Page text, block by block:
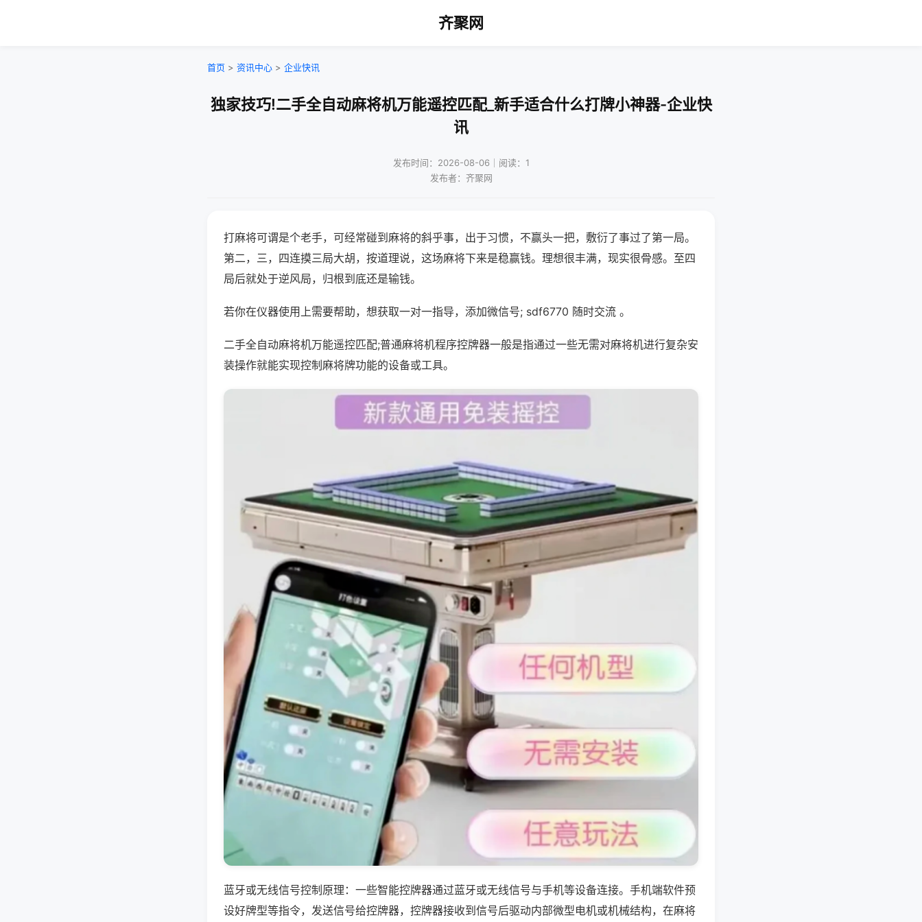
齐聚网
首页 > 资讯中心 > 企业快讯
独家技巧!二手全自动麻将机万能遥控匹配_新手适合什么打牌小神器-企业快
讯
发布时间：2026-08-06｜阅读：1
发布者：齐聚网
打麻将可谓是个老手，可经常碰到麻将的斜乎事，出于习惯，不赢头一把，敷衍了事过了第一局。
第二，三，四连摸三局大胡，按道理说，这场麻将下来是稳赢钱。理想很丰满，现实很骨感。至四
局后就处于逆风局，归根到底还是输钱。
若你在仪器使用上需要帮助，想获取一对一指导，添加微信号; sdf6770 随时交流 。
二手全自动麻将机万能遥控匹配;普通麻将机程序控牌器一般是指通过一些无需对麻将机进行复杂安
装操作就能实现控制麻将牌功能的设备或工具。
蓝牙或无线信号控制原理：一些智能控牌器通过蓝牙或无线信号与手机等设备连接。手机端软件预
设好牌型等指令，发送信号给控牌器，控牌器接收到信号后驱动内部微型电机或机械结构，在麻将